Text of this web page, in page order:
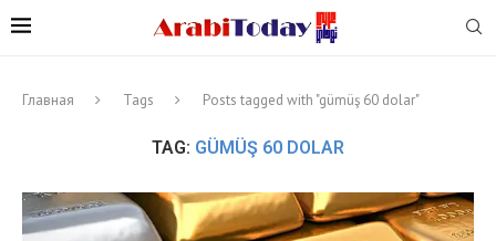
Главная Tags Posts tagged with "gümüş 60 dolar"
TAG: GÜMÜŞ 60 DOLAR